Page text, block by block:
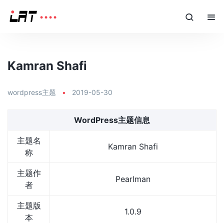
Kamran Shafi
wordpress主题 • 2019-05-30
WordPress主题信息
主题名
称
Kamran Shafi
主题作
者
Pearlman
主题版
本
1.0.9